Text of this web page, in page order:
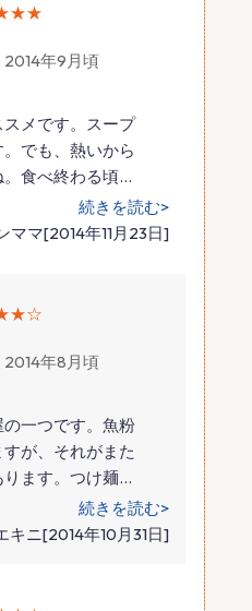
年9月頃
メです。スープ
でも、熱いから
食べ終わる頃…
続きを読む>
ママ[2014年11月23日]
年8月頃
一つです。魚粉
が、それがまた
ます。つけ麺…
続きを読む>
キニ[2014年10月31日]